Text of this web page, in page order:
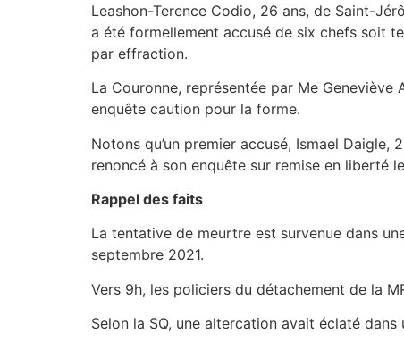
Leashon-Terence Codio, 26 ans, de Saint-
a été formellement accusé de six chefs soit
par effraction.
La Couronne, représentée par Me
enquête caution pour la forme.
Notons qu’un premier accusé, Ismael
renoncé à son enquête sur remise en liberté
Rappel des faits
La tentative de meurtre est survenue dans
septembre 2021.
Vers 9h, les policiers du détachement de la
Selon la SQ, une altercation avait éclaté